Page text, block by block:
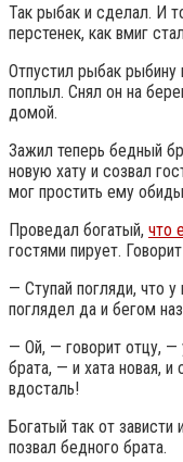
Так рыбак и сделал. И
перстенек, как вмиг
Отпустил рыбак
поплыл. Снял он на
домой.
Зажил теперь бедный
новую хату и созвал
мог простить ему
Проведал богатый, что
гостями пирует.
— Ступай погляди, что
поглядел да и бегом
— Ой, — говорит отцу, —
брата, — и хата новая, и
вдосталь!
Богатый так от
позвал бедного брата.